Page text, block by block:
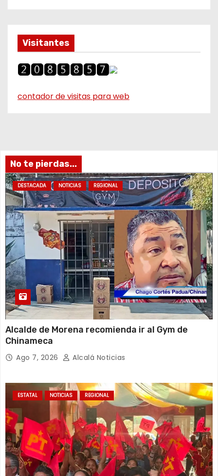
Visitantes
contador de visitas para web
No te pierdas...
DESTACADA NOTICIAS REGIONAL
Alcalde de Morena recomienda ir al Gym de
Chinameca
Ago 7, 2026 Alcalá Noticias
ESTATAL NOTICIAS REGIONAL